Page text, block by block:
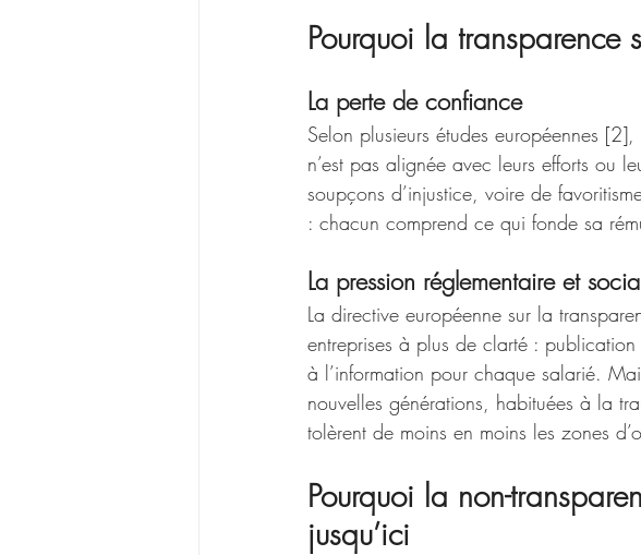
Pourquoi la transparence
La perte de confiance
Selon plusieurs études européennes
n’est pas alignée avec leurs efforts ou
soupçons d’injustice, voire de
: chacun comprend ce qui fonde sa
La pression réglementaire et
La directive européenne sur la
entreprises à plus de clarté :
à l’information pour chaque salarié.
nouvelles générations, habituées à la
tolèrent de moins en moins les zones
Pourquoi la non-
jusqu’ici